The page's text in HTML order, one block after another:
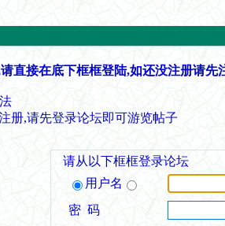
直接在底下框框登陆,如还没注册请先
册,请先登录论坛即可游览帖子
请从以下框框登录论坛
用户名
密 码